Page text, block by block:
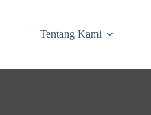
Tentang Kami